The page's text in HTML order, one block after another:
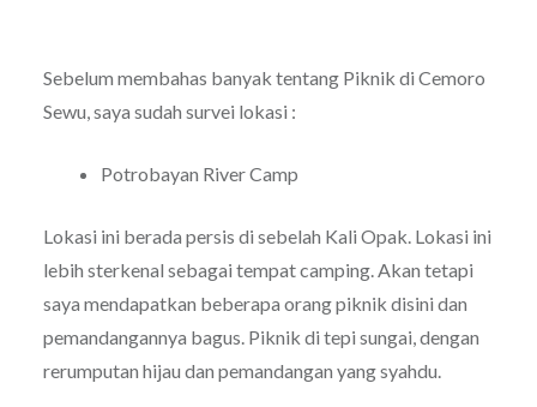
Sebelum membahas banyak tentang Piknik di Cemoro
Sewu, saya sudah survei lokasi :
Potrobayan River Camp
Lokasi ini berada persis di sebelah Kali Opak. Lokasi ini
lebih sterkenal sebagai tempat camping. Akan tetapi
saya mendapatkan beberapa orang piknik disini dan
pemandangannya bagus. Piknik di tepi sungai, dengan
rerumputan hijau dan pemandangan yang syahdu.